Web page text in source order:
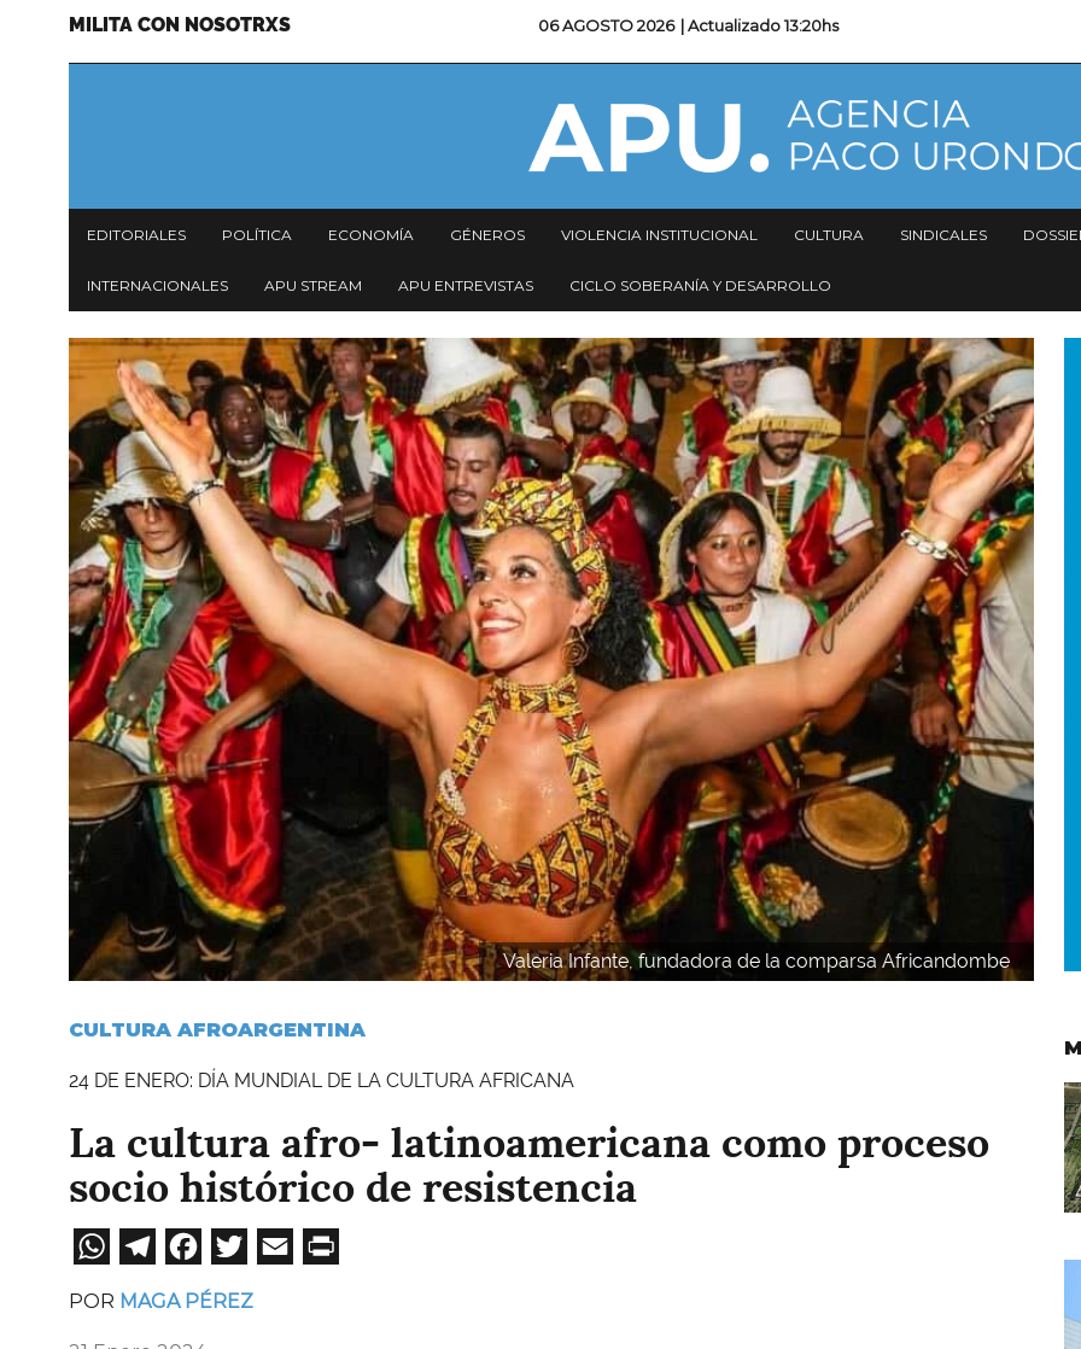
Menu
MILITA CON NOSOTRXS 06 AGOSTO 2026 | Actualizado13:20hs
Navegación
principal
EDITORIALES POLÍTICA ECONOMÍA GÉNEROS VIOLENCIA INSTITUCIONAL CULTURA SINDICALES
INTERNACIONALES APU STREAM APU ENTREVISTAS CICLO SOBERANÍA Y DESARROLLO
Imagen
Valeria Infante, fundadora de la comparsa Africandombe
CULTURA AFROARGENTINA
24 DE ENERO: DÍA MUNDIAL DE LA CULTURA AFRICANA
La cultura afro- latinoamericana como proceso
socio histórico de resistencia
WhatsApp
Telegram
Facebook
Twitter
Email
POR MAGA PÉREZ